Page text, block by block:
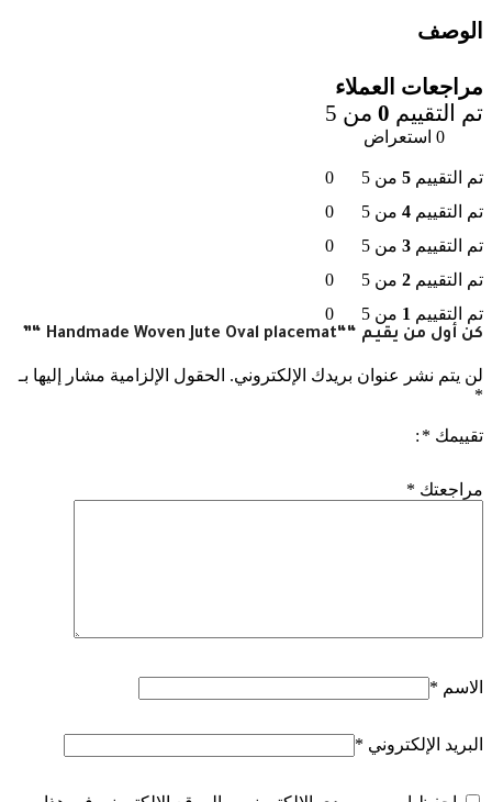
الوصف
مراجعات العملاء
تم التقييم 0 من 5
0 استعراض
تم التقييم 5 من 5
0
تم التقييم 4 من 5
0
تم التقييم 3 من 5
0
تم التقييم 2 من 5
0
تم التقييم 1 من 5 0
كن أول من يقيم ““Handmade Woven Jute Oval placemat “”
لن يتم نشر عنوان بريدك الإلكتروني. الحقول الإلزامية مشار إليها بـ
*
تقييمك *
مراجعتك *
الاسم *
البريد الإلكتروني *